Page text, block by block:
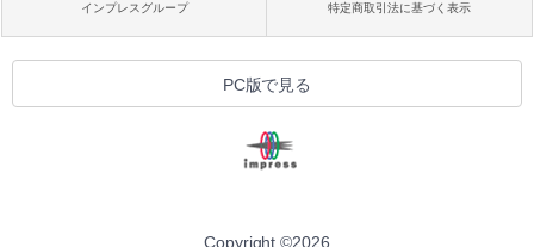
インプレスグループ 特定商取引法に基づく表示
PC版で見る
Copyright ©2026